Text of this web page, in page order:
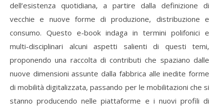
dell’esistenza quotidiana, a partire dalla definizione di
vecchie e nuove forme di produzione, distribuzione e
consumo. Questo e-book indaga in termini polifonici e
multi-disciplinari alcuni aspetti salienti di questi temi,
proponendo una raccolta di contributi che spaziano dalle
nuove dimensioni assunte dalla fabbrica alle inedite forme
di mobilità digitalizzata, passando per le mobilitazioni che si
stanno producendo nelle piattaforme e i nuovi profili di